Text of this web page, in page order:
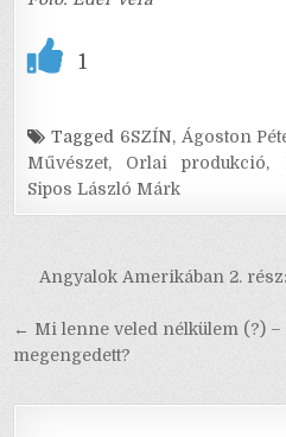
1
Tagged 6SZÍN, Ágoston
Művészet, Orlai produkció,
Sipos László Márk
Bejegyzés
navigáció
Angyalok Amerikában 2.
← Mi lenne veled nélkülem (?)
megengedett?